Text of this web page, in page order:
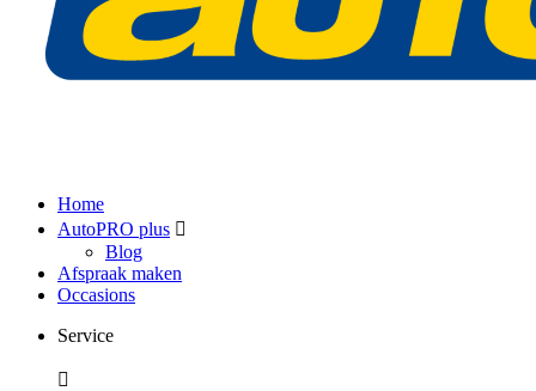
Home
AutoPRO plus
Blog
Afspraak maken
Occasions
Service